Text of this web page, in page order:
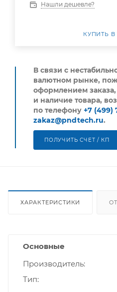
Нашли дешевле?
КУПИТЬ В
В связи с
валютном рынке,
оформлением заказа,
и наличие товара,
по телефону +7 (499)
zakaz@pndtech.ru.
ПОЛУЧИТЬ СЧЕТ / КП
ХАРАКТЕРИСТИКИ
Основные
Производитель
Тип